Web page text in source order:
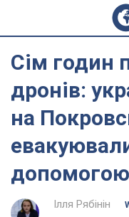
Сім годин
дронів:
на
Ілля Рябінін